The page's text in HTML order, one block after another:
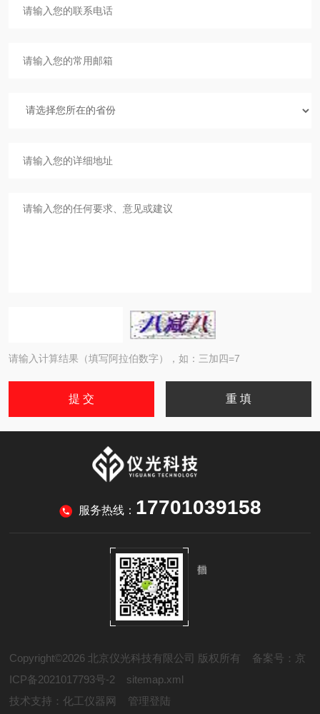
请输入计算结果（填写阿拉伯数字），如：三加四=7
服务热线： 17701039158
Copyright©2026 北京仪光科技有限公司 版权所有 备案号：京
ICP备2021017793号-2
sitemap.xml
技术支持： 化工仪器网 管理登陆